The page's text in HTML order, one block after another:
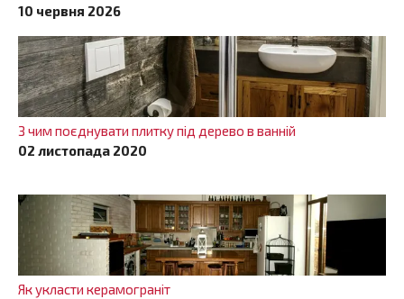
10 червня 2026
З чим поєднувати плитку під дерево в ванній
02 листопада 2020
Як укласти керамограніт